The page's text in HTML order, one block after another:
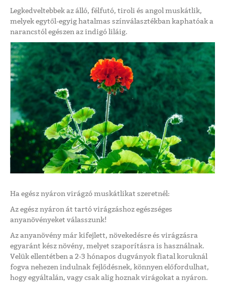
Legkedveltebbek az álló, félfutó, tiroli és angol muskátlik,
melyek egytől-egyig hatalmas színválasztékban kaphatóak a
narancstól egészen az indigó liláig.
Ha egész nyáron virágzó muskátlikat szeretnél:
Az egész nyáron át tartó virágzáshoz egészséges
anyanövényeket válasszunk!
Az anyanövény már kifejlett, növekedésre és virágzásra
egyaránt kész növény, melyet szaporításra is használnak.
Velük ellentétben a 2-3 hónapos dugványok fiatal koruknál
fogva nehezen indulnak fejlődésnek, könnyen előfordulhat,
hogy egyáltalán, vagy csak alig hoznak virágokat a nyáron.